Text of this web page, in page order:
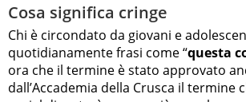
Cosa significa cringe
Chi è circondato da giovani e
quotidianamente frasi come “questa
ora che il termine è stato approvato
dall’Accademia della Crusca il termine